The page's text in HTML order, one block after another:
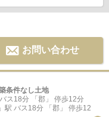
お問い合わせ
条件なし土地
バス18分 「郡」 停歩12分
」駅 バス18分 「郡」 停歩12